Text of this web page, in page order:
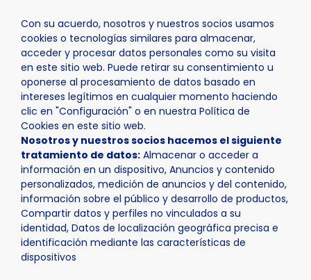
Con su acuerdo, nosotros y nuestros socios usamos
cookies o tecnologías similares para almacenar,
acceder y procesar datos personales como su visita
en este sitio web. Puede retirar su consentimiento u
oponerse al procesamiento de datos basado en
intereses legítimos en cualquier momento haciendo
clic en "Configuración" o en nuestra Política de
Cookies en este sitio web.
Nosotros y nuestros socios hacemos el siguiente
tratamiento de datos: Almacenar o acceder a
información en un dispositivo, Anuncios y contenido
personalizados, medición de anuncios y del contenido,
información sobre el público y desarrollo de productos,
Compartir datos y perfiles no vinculados a su
identidad, Datos de localización geográfica precisa e
identificación mediante las características de
dispositivos
Inicio Actualidad Noticias Noticia - La Casilla